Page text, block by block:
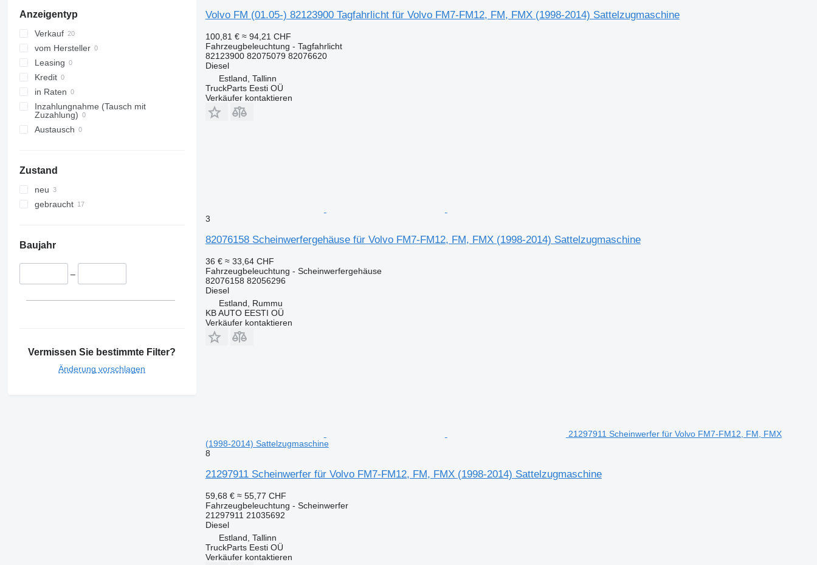
Anzeigentyp
Verkauf
vom Hersteller
Leasing
Kredit
in Raten
Inzahlungnahme (Tausch mit
Zuzahlung)
Austausch
Zustand
neu
gebraucht
Baujahr
–
Vermissen Sie bestimmte Filter?
Änderung vorschlagen
Volvo FM (01.05-) 82123900 Tagfahrlicht für Volvo FM7-FM12, FM, FMX (1998-2014) Sattelzugmaschine
100,81 € ≈ 94,21 CHF
Fahrzeugbeleuchtung - Tagfahrlicht
82123900 82075079 82076620
Diesel
Estland, Tallinn
TruckParts Eesti OÜ
Verkäufer kontaktieren
3
82076158 Scheinwerfergehäuse für Volvo FM7-FM12, FM, FMX (1998-2014) Sattelzugmaschine
36 € ≈ 33,64 CHF
Fahrzeugbeleuchtung - Scheinwerfergehäuse
82076158 82056296
Diesel
Estland, Rummu
KB AUTO EESTI OÜ
Verkäufer kontaktieren
21297911 Scheinwerfer für Volvo FM7-FM12, FM, FMX
(1998-2014) Sattelzugmaschine
8
21297911 Scheinwerfer für Volvo FM7-FM12, FM, FMX (1998-2014) Sattelzugmaschine
59,68 € ≈ 55,77 CHF
Fahrzeugbeleuchtung - Scheinwerfer
21297911 21035692
Diesel
Estland, Tallinn
TruckParts Eesti OÜ
Verkäufer kontaktieren